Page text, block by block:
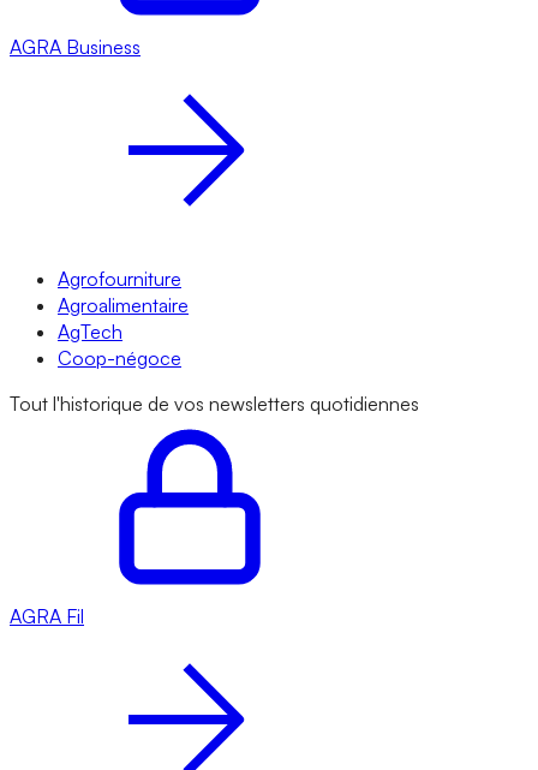
AGRA Business
Agrofourniture
Agroalimentaire
AgTech
Coop-négoce
Tout l'historique de vos newsletters quotidiennes
AGRA Fil